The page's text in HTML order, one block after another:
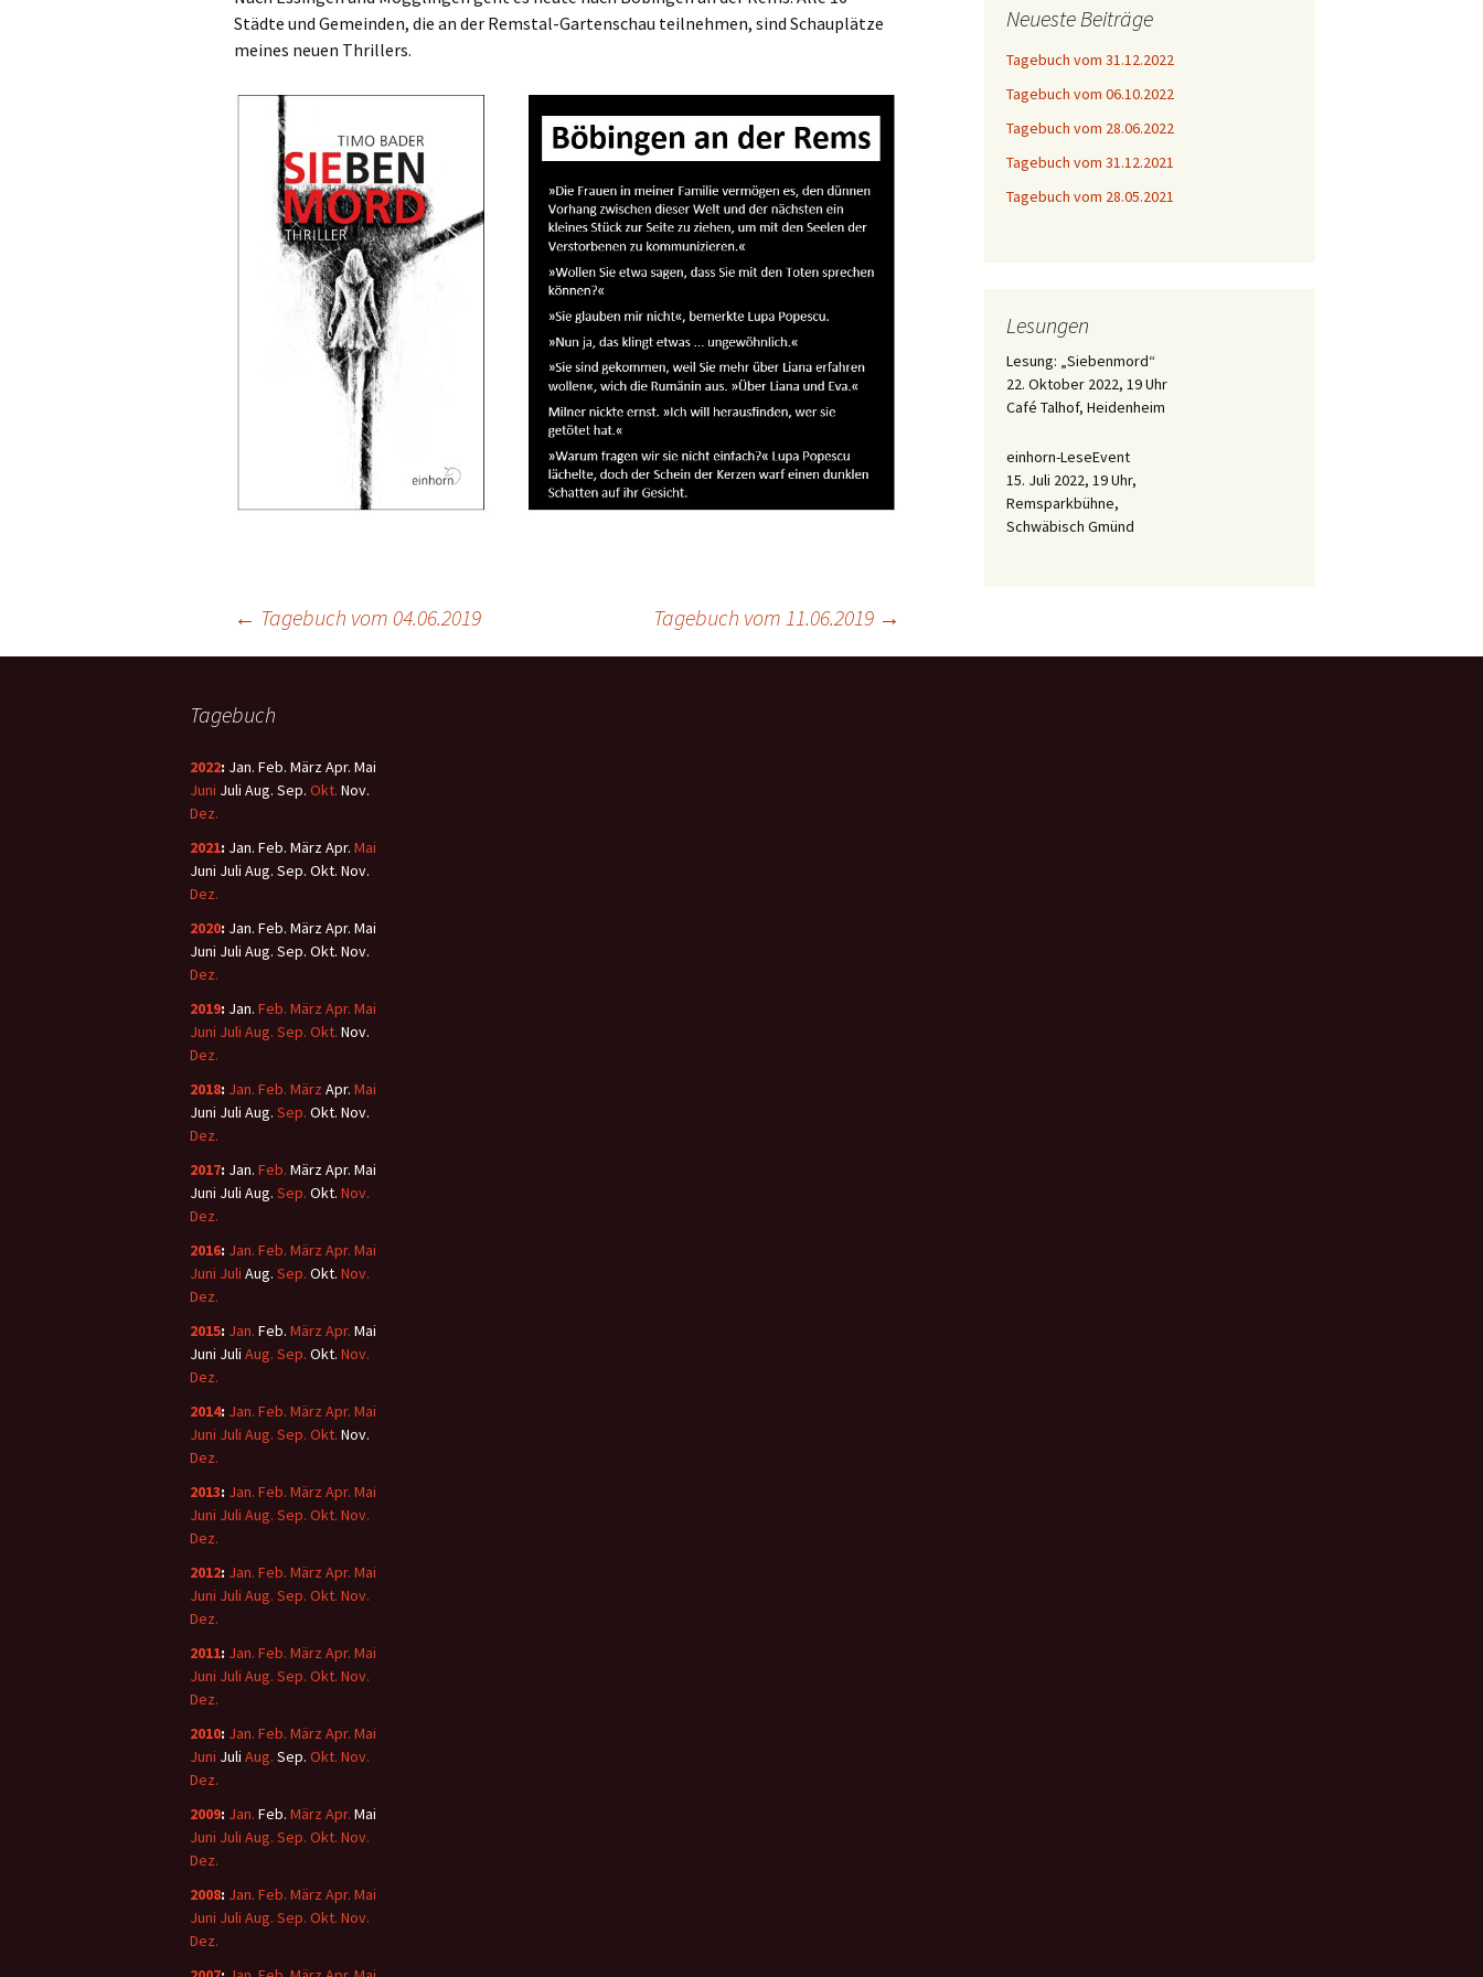
Städte und Gemeinden, die an der Remstal-Gartenschau teilnehmen, sind Schauplätze
meines neuen Thrillers.
← Tagebuch vom 04.06.2019 Tagebuch vom 11.06.2019 →
Neueste Beiträge
Tagebuch vom 31.12.2022
Tagebuch vom 06.10.2022
Tagebuch vom 28.06.2022
Tagebuch vom 31.12.2021
Tagebuch vom 28.05.2021
Lesungen
Lesung: „Siebenmord“
22. Oktober 2022, 19 Uhr
Café Talhof, Heidenheim
einhorn-LeseEvent
15. Juli 2022, 19 Uhr,
Remsparkbühne,
Schwäbisch Gmünd
Tagebuch
2022: Jan. Feb. MärzApr. Mai
Juni Juli Aug. Sep. Okt. Nov.
Dez.
2021: Jan. Feb. MärzApr. Mai
Juni Juli Aug. Sep. Okt. Nov.
Dez.
2020: Jan. Feb. MärzApr. Mai
Juni Juli Aug. Sep. Okt. Nov.
Dez.
2019: Jan. Feb. März Apr. Mai
Juni Juli Aug. Sep. Okt. Nov.
Dez.
2018: Jan. Feb. März Apr. Mai
Juni Juli Aug. Sep. Okt. Nov.
Dez.
2017: Jan. Feb. MärzApr. Mai
Juni Juli Aug. Sep. Okt. Nov.
Dez.
2016: Jan. Feb. März Apr. Mai
Juni Juli Aug. Sep. Okt. Nov.
Dez.
2015: Jan. Feb. März Apr. Mai
Juni Juli Aug. Sep. Okt. Nov.
Dez.
2014: Jan. Feb. März Apr. Mai
Juni Juli Aug. Sep. Okt. Nov.
Dez.
2013: Jan. Feb. März Apr. Mai
Juni Juli Aug. Sep. Okt. Nov.
Dez.
2012: Jan. Feb. März Apr. Mai
Juni Juli Aug. Sep. Okt. Nov.
Dez.
2011: Jan. Feb. März Apr. Mai
Juni Juli Aug. Sep. Okt. Nov.
Dez.
2010: Jan. Feb. März Apr. Mai
Juni Juli Aug. Sep. Okt. Nov.
Dez.
2009: Jan. Feb. März Apr. Mai
Juni Juli Aug. Sep. Okt. Nov.
Dez.
2008: Jan. Feb. März Apr. Mai
Juni Juli Aug. Sep. Okt. Nov.
Dez.